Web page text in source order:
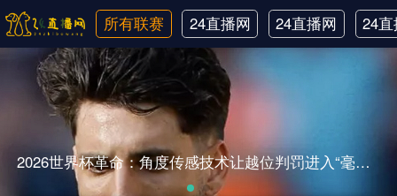
所有联赛
24直播网
英超
24直播网
世界杯
24
韩
2026世界杯革命：角度传感技术让越位判罚进入“毫米级时代”2026世界杯革命：角度传感技术让越位判罚进入“毫米级时代”